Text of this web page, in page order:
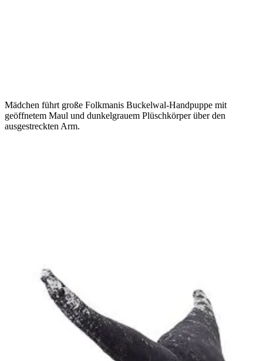
Mädchen führt große Folkmanis Buckelwal-Handpuppe mit
geöffnetem Maul und dunkelgrauem Plüschkörper über den
ausgestreckten Arm.